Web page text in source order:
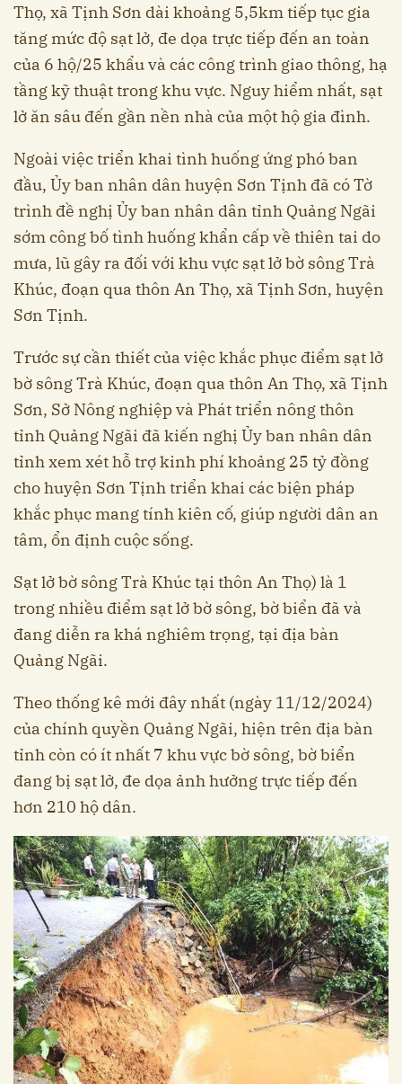
Thọ, xã Tịnh Sơn dài khoảng 5,5km tiếp tục gia
tăng mức độ sạt lở, đe dọa trực tiếp đến an toàn
của 6 hộ/25 khẩu và các công trình giao thông, hạ
tầng kỹ thuật trong khu vực. Nguy hiểm nhất, sạt
lở ăn sâu đến gần nền nhà của một hộ gia đình.
Ngoài việc triển khai tình huống ứng phó ban
đầu, Ủy ban nhân dân huyện Sơn Tịnh đã có Tờ
trình đề nghị Ủy ban nhân dân tỉnh Quảng Ngãi
sớm công bố tình huống khẩn cấp về thiên tai do
mưa, lũ gây ra đối với khu vực sạt lở bờ sông Trà
Khúc, đoạn qua thôn An Thọ, xã Tịnh Sơn, huyện
Sơn Tịnh.
Trước sự cần thiết của việc khắc phục điểm sạt lở
bờ sông Trà Khúc, đoạn qua thôn An Thọ, xã Tịnh
Sơn, Sở Nông nghiệp và Phát triển nông thôn
tỉnh Quảng Ngãi đã kiến nghị Ủy ban nhân dân
tỉnh xem xét hỗ trợ kinh phí khoảng 25 tỷ đồng
cho huyện Sơn Tịnh triển khai các biện pháp
khắc phục mang tính kiên cố, giúp người dân an
tâm, ổn định cuộc sống.
Sạt lở bờ sông Trà Khúc tại thôn An Thọ) là 1
trong nhiều điểm sạt lở bờ sông, bờ biển đã và
đang diễn ra khá nghiêm trọng, tại địa bàn
Quảng Ngãi.
Theo thống kê mới đây nhất (ngày 11/12/2024)
của chính quyền Quảng Ngãi, hiện trên địa bàn
tỉnh còn có ít nhất 7 khu vực bờ sông, bờ biển
đang bị sạt lở, đe dọa ảnh hưởng trực tiếp đến
hơn 210 hộ dân.